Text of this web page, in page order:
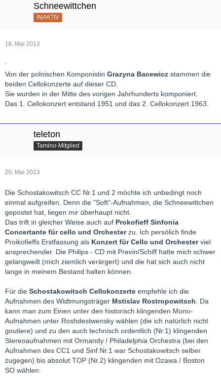
Schneewittchen
INAKTIV
18. Mai 2013
Von der polnischen Komponistin Grazyna Bacewicz stammen die
beiden Cellokonzerte auf dieser CD.
Sie wurden in der Mitte des vorigen Jahrhunderts komponiert.
Das 1. Cellokonzert entstand 1951 und das 2. Cellokonzert 1963.
teleton
Tamino-Mitglied
20. Mai 2013
Die Schostakowitsch CC Nr.1 und 2 möchte ich unbedingt noch
einmal aufgreifen. Denn die "Soft"-Aufnahmen, die Schneewittchen
gepostet hat, liegen mir überhaupt nicht.
Das trift in gleicher Weise auch auf Prokofieff Sinfonia
Concertante für cello und Orchesterzu. Ich persölich finde
Proikofieffs Erstfassung als Konzert für Cello und Orchesterviel
ansprechender. Die Philips - CD mit Previn/Schiff hatte mich schwer
gelangweilt (mich ziemlich verärgert) und die hat sich auch nicht
lange in meinem Bestand halten können.
Für die Schostakowitsch Cellokonzerte empfehle ich die
Aufnahmen des Widtmungsträger Mstislav Rostropowitsch . Da
kann man zum Einen unter den historisch klingenden Mono-
Aufnahmen unter Roshdestwensky wählen (die ich natürlich nicht
goutiere) und zu den auch technisch ordentlich (Nr.1) klingenden
Stereoaufnahmen mit Ormandy / Philadelphia Orchestra (bei den
Aufnahmen des CC1 und Sinf.Nr.1 war Schostakowitsch selber
zugegen) bis absolut TOP (Nr.2) klingenden mit Ozawa / Boston
SO wählen: